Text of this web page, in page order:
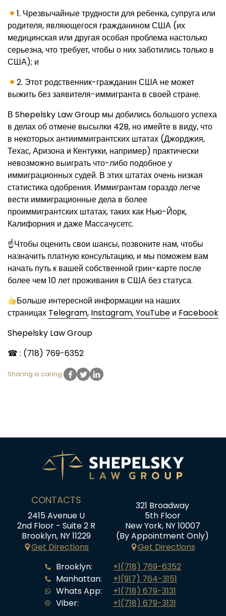
1. Чрезвычайные трудности для ребенка, супруга или
родителя, являющегося гражданином США (их
медицинская или другая особая проблема настолько
серьезна, что требует, чтобы о них заботились только в
США); и
2. Этот родственник-гражданин США не может
выжить без заявителя-иммигранта в своей стране.
В Shepelsky Law Group мы добились большого успеха
в делах об отмене высылки 42B, но имейте в виду, что
в некоторых антииммигрантских штатах (Джорджия,
Техас, Аризона и Кентукки, например) практически
невозможно выиграть что-либо подобное у
иммиграционных судей. В этих штатах очень низкая
статистика одобрения. Иммигрантам гораздо легче
вести иммиграционные дела в более
проиммигрантских штатах, таких как Нью-Йорк,
Калифорния и даже Массачусетс.
☝Чтобы оценить свои шансы, позвоните нам, чтобы
назначить платную консультацию, и мы поможем вам
начать путь к вашей собственной грин-карте после
более чем 10 лет проживания в США без статуса.
Больше интересной информации на наших
страницах Telegram, Instagram,YouTube и Facebook
Shepelsky Law Group
☎ : (718) 769-6352
Sharing is caring:
CONTACTS
2415 Avenue U
2nd Floor - Suite 2 R
Brooklyn, NY 11229
Get Directions
321 Broadway
5th Floor
New York, NY 10007
(By Appointment Only)
Get Directions
Brooklyn:
Manhattan:
Whats App:
Viber:
+1(718) 769-6352
+1(917) 764-3151
+1(718) 679-3131
+1(718) 679-3131